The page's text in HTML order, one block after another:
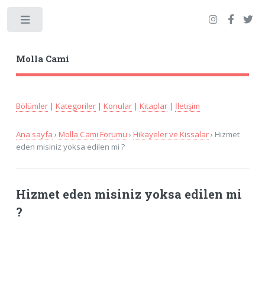
Molla Cami
Bölümler| Kategoriler| Konular| Kitaplar| İletişim
Ana sayfa › Molla Cami Forumu › Hikayeler ve Kissalar› Hizmet
eden misiniz yoksa edilen mi ?
Hizmet eden misiniz yoksa edilen mi
?